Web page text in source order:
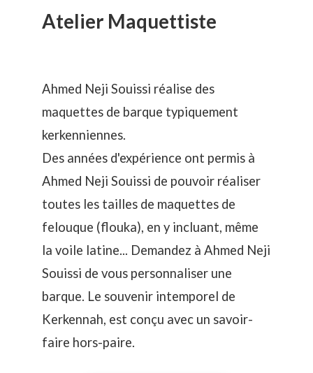
Atelier Maquettiste
Ahmed Neji Souissi réalise des
maquettes de barque typiquement
kerkenniennes.
Des années d'expérience ont permis à
Ahmed Neji Souissi de pouvoir réaliser
toutes les tailles de maquettes de
felouque (flouka), en y incluant, même
la voile latine... Demandez à Ahmed Neji
Souissi de vous personnaliser une
barque. Le souvenir intemporel de
Kerkennah, est conçu avec un savoir-
faire hors-paire.